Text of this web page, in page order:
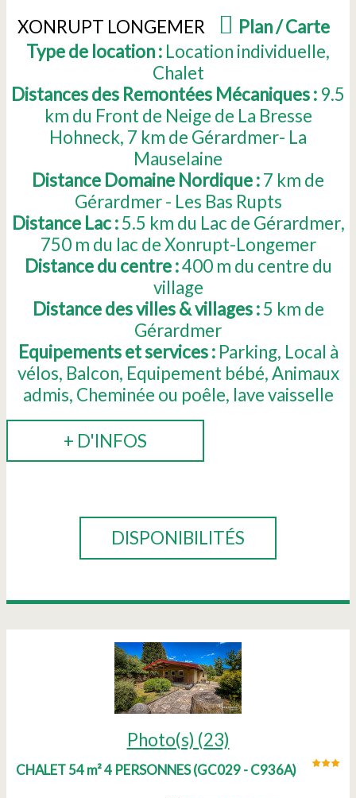
XONRUPT LONGEMER Plan / Carte
Type de location : Location individuelle
Chalet
Distances des Remontées Mécaniques : 9.5
km du Front de Neige de La Bresse
Hohneck 7 km de Gérardmer- La
Mauselaine
Distance Domaine Nordique :7 km de
Gérardmer - Les Bas Rupts
Distance Lac : 5.5 km du Lac de Gérardmer
750 m du lac de Xonrupt-Longemer
Distance du centre :400 m du centre du
village
Distance des villes & villages : 5 km de
Gérardmer
Equipements et services : Parking Local à
vélos Balcon Equipement bébé Animaux
admis Cheminée ou poêle lave vaisselle
+ D'INFOS
DISPONIBILITÉS
Photo(s) (23)
CHALET 54 m² 4 PERSONNES(GC029 - C936A)